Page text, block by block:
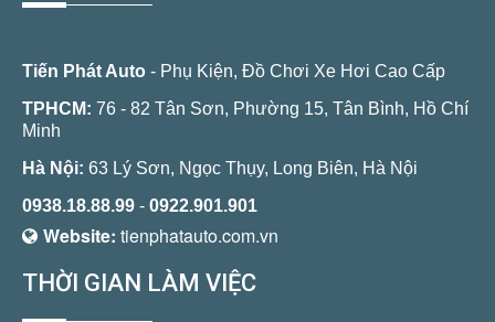
Tiến Phát Auto - Phụ Kiện, Đồ Chơi Xe Hơi Cao Cấp
TPHCM: 76 - 82 Tân Sơn, Phường 15, Tân Bình, Hồ Chí
Minh
Hà Nội: 63 Lý Sơn, Ngọc Thụy, Long Biên, Hà Nội
0938.18.88.99 - 0922.901.901
Website: tienphatauto.com.vn
THỜI GIAN LÀM VIỆC